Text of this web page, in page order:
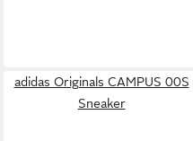
adidas Originals CAMPUS 00S
Sneaker